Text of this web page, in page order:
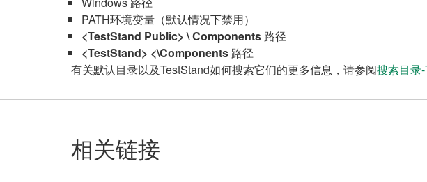
PATH环境变量（默认情况下禁用）
<TestStand Public> \ Components 路径
<TestStand> <\Components 路径
有关默认目录以及TestStand如何搜索它们的更多信息，请参阅搜索目录
相关链接